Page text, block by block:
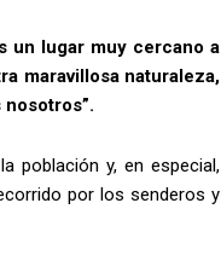
un lugar muy cercano a
maravillosa naturaleza,
población y, en especial,
por los senderos y